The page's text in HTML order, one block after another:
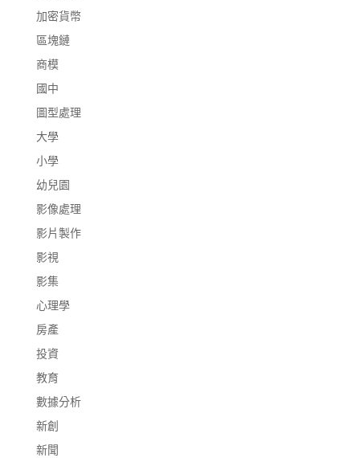
加密貨幣
區塊鏈
商模
國中
圖型處理
大學
小學
幼兒園
影像處理
影片製作
影視
影集
心理學
房產
投資
教育
數據分析
新創
新聞